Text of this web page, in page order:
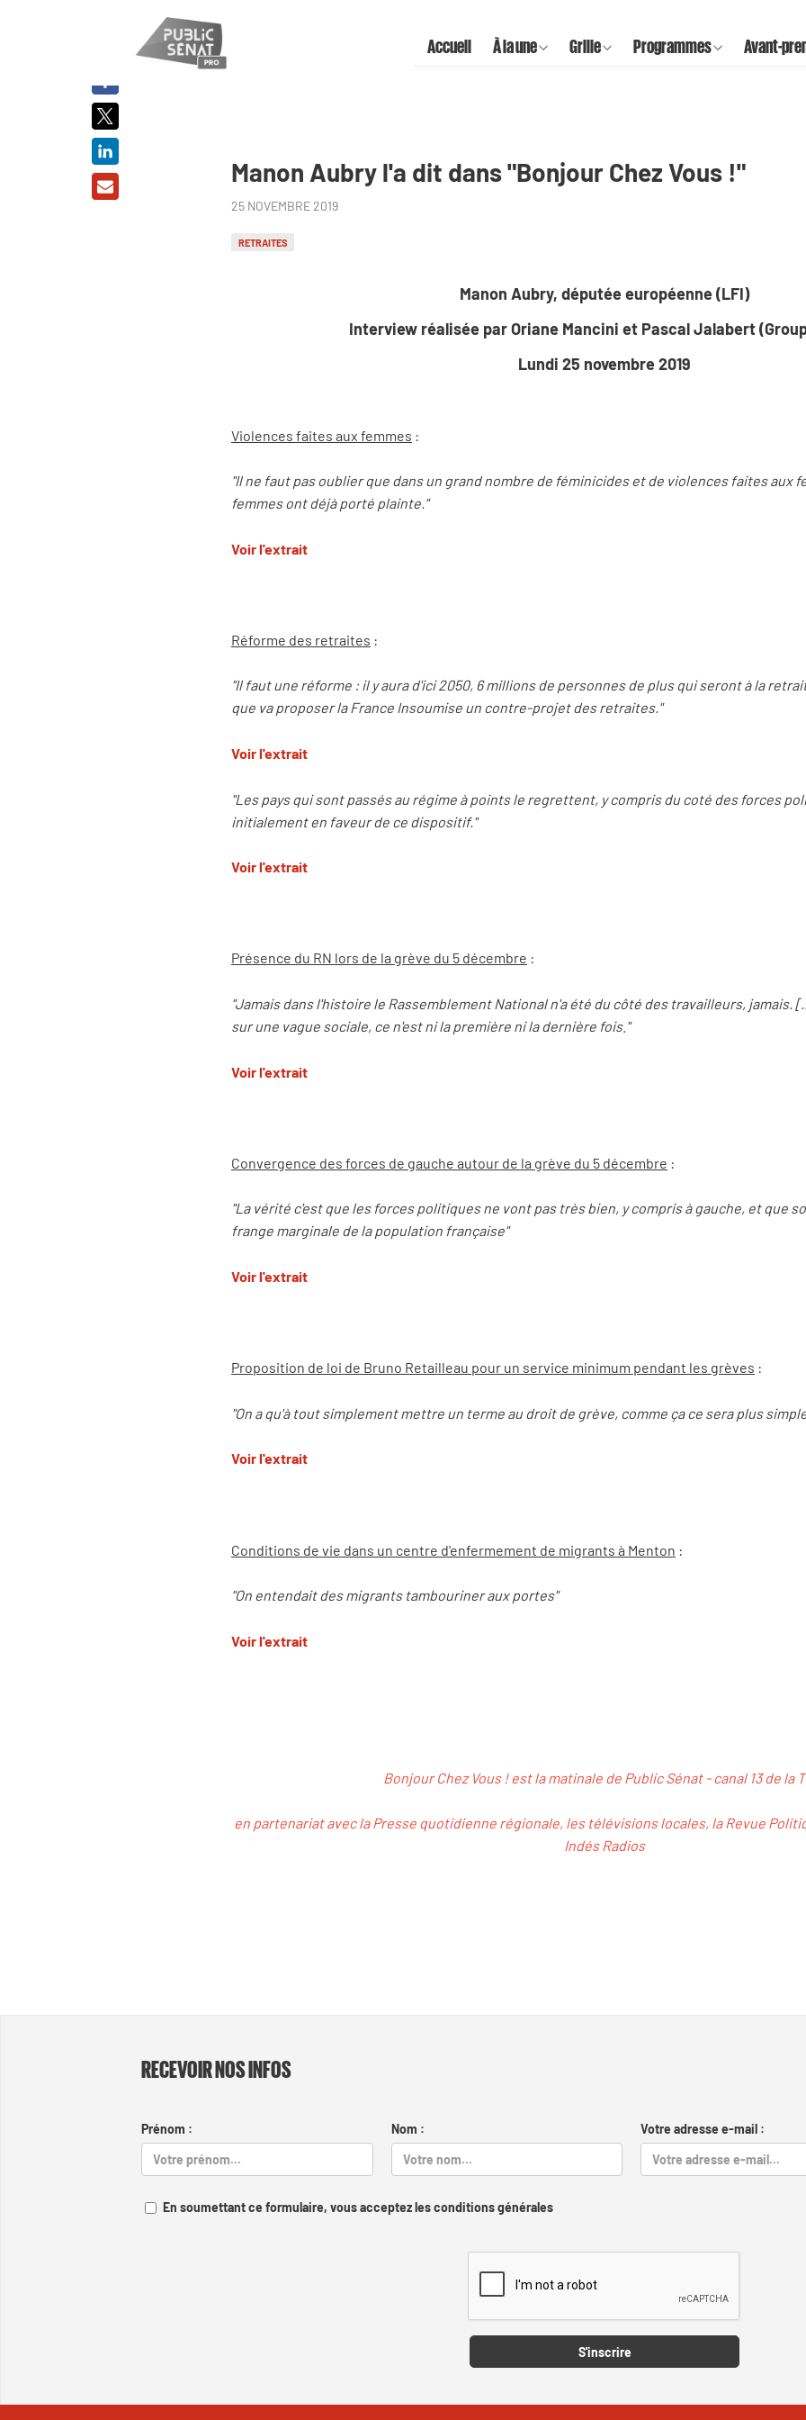
Accueil À la une Grille Programmes Avant-
Manon Aubry l'a dit dans "Bonjour Chez Vous !"
25 NOVEMBRE 2019
RETRAITES
Manon Aubry, députée européenne (LFI)
Interview réalisée par Oriane Mancini et Pascal Jalabert
Lundi 25 novembre 2019
Violences faites aux femmes :
"Il ne faut pas oublier que dans un grand nombre de féminicides et de violences faites aux
femmes ont déjà porté plainte."
Voir l'extrait
Réforme des retraites :
"Il faut une réforme : il y aura d'ici 2050, 6 millions de personnes de plus qui seront à la
que va proposer la France Insoumise un contre-projet des retraites."
Voir l'extrait
"Les pays qui sont passés au régime à points le regrettent, y compris du coté des forces
initialement en faveur de ce dispositif."
Voir l'extrait
Présence du RN lors de la grève du 5 décembre :
"Jamais dans l'histoire le Rassemblement National n'a été du côté des travailleurs, jamais.
sur une vague sociale, ce n'est ni la première ni la dernière fois. "
Voir l'extrait
Convergence des forces de gauche autour de la grève du 5 décembre :
"La vérité c'est que les forces politiques ne vont pas très bien, y compris à gauche, et que
frange marginale de la population française"
Voir l'extrait
Proposition de loi de Bruno Retailleau pour un service minimum pendant les grèves :
"On a qu'à tout simplement mettre un terme au droit de grève, comme ça ce sera plus
Voir l'extrait
Conditions de vie dans un centre d'enfermement de migrants à Menton :
"On entendait des migrants tambouriner aux portes"
Voir l'extrait
Bonjour Chez Vous ! est la matinale de Public Sénat - canal 13 de la
en partenariat avec la Presse quotidienne régionale, les télévisions locales, la Revue
Indés Radios
RECEVOIR NOS INFOS
Prénom : Nom : Votre adresse e-mail :
En soumettant ce formulaire, vous acceptez les conditions générales
S'inscrire